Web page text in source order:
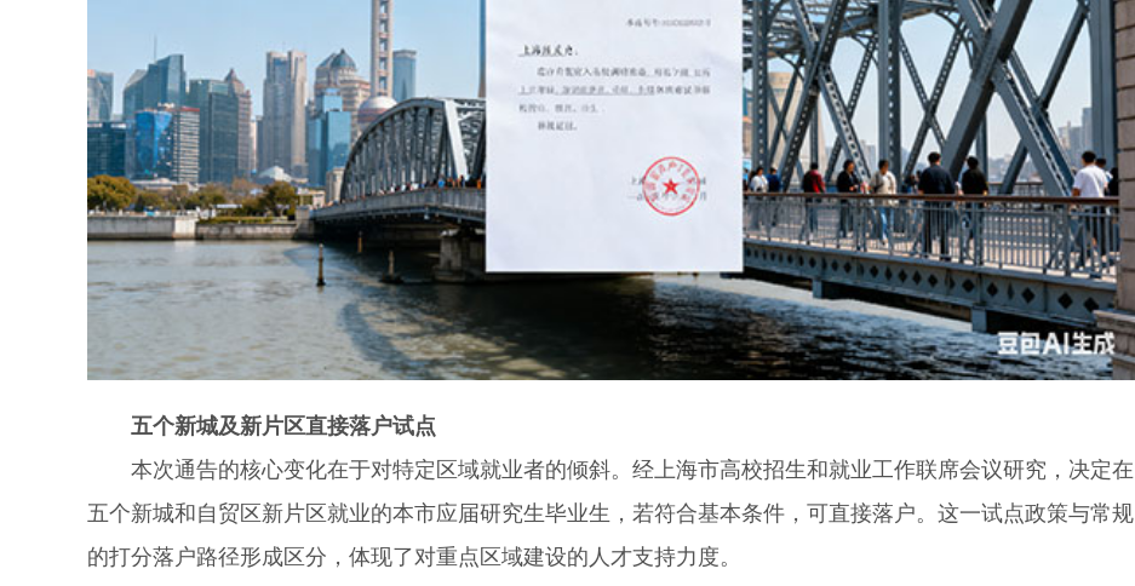
五个新城及新片区直接落户试点
本次通告的核心变化在于对特定区域就业者的倾斜。经上海市高校招生和就业工作联席会议研究，决定在
五个新城和自贸区新片区就业的本市应届研究生毕业生，若符合基本条件，可直接落户。这一试点政策与常规
的打分落户路径形成区分，体现了对重点区域建设的人才支持力度。